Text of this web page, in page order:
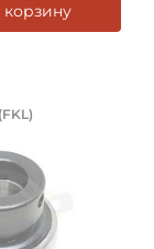
корзину
20 мм,